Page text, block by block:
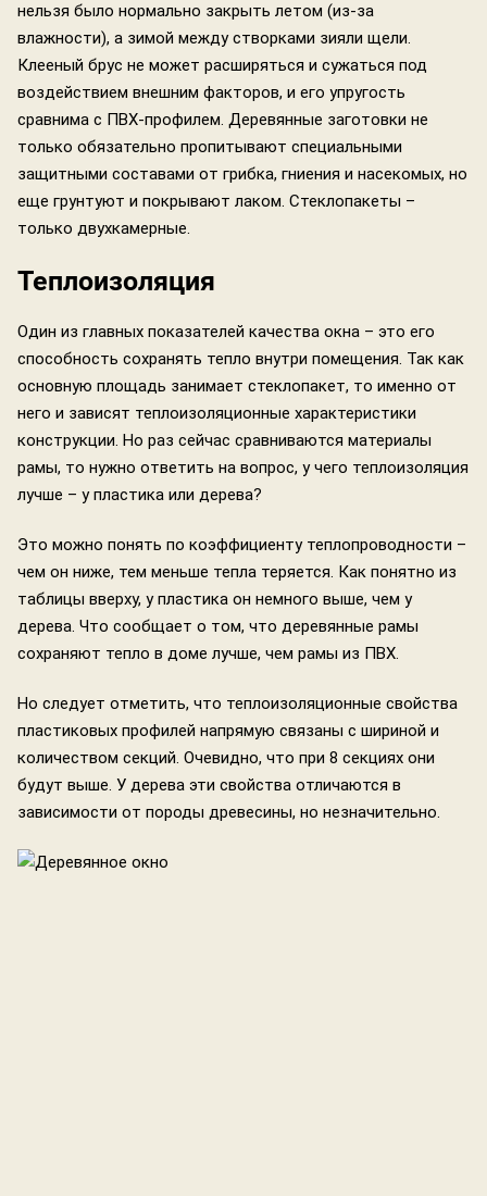
нельзя было нормально закрыть летом (из-за
влажности), а зимой между створками зияли щели.
Клееный брус не может расширяться и сужаться под
воздействием внешним факторов, и его упругость
сравнима с ПВХ-профилем. Деревянные заготовки не
только обязательно пропитывают специальными
защитными составами от грибка, гниения и насекомых, но
еще грунтуют и покрывают лаком. Стеклопакеты –
только двухкамерные.
Теплоизоляция
Один из главных показателей качества окна – это его
способность сохранять тепло внутри помещения. Так как
основную площадь занимает стеклопакет, то именно от
него и зависят теплоизоляционные характеристики
конструкции. Но раз сейчас сравниваются материалы
рамы, то нужно ответить на вопрос, у чего теплоизоляция
лучше – у пластика или дерева?
Это можно понять по коэффициенту теплопроводности –
чем он ниже, тем меньше тепла теряется. Как понятно из
таблицы вверху, у пластика он немного выше, чем у
дерева. Что сообщает о том, что деревянные рамы
сохраняют тепло в доме лучше, чем рамы из ПВХ.
Но следует отметить, что теплоизоляционные свойства
пластиковых профилей напрямую связаны с шириной и
количеством секций. Очевидно, что при 8 секциях они
будут выше. У дерева эти свойства отличаются в
зависимости от породы древесины, но незначительно.